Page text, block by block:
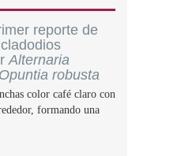
reporte de
Alternaria
Opuntia robusta
color café claro con
formando una